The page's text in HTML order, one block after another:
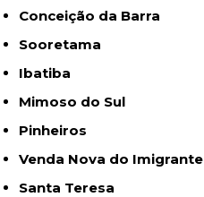
Conceição da Barra
Sooretama
Ibatiba
Mimoso do Sul
Pinheiros
Venda Nova do Imigrante
Santa Teresa